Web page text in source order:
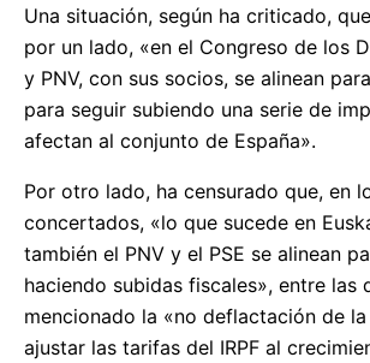
Una situación, según ha criticado,
por un lado, «en el Congreso de los
y PNV, con sus socios, se alinean
para seguir subiendo una serie de
afectan al conjunto de España».
Por otro lado, ha censurado que, en
concertados, «lo que sucede en
también el PNV y el PSE se alinean
haciendo subidas fiscales», entre las
mencionado la «no deflactación de
ajustar las tarifas del IRPF al